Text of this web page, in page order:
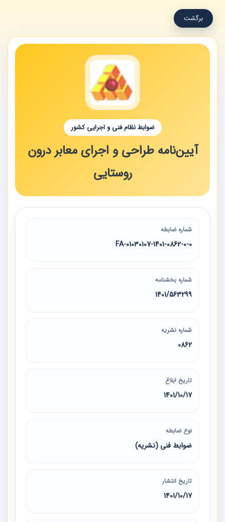
برگشت
ضوابط نظام فنی و اجرایی کشور
آیین‌نامه طراحی و اجرای معابر درون
روستایی
شماره ضابطه
01030107-1401-0862-0-0-FA
شماره بخشنامه
1401/563299
شماره نشریه
0862
تاریخ ابلاغ
1401/10/17
نوع ضابطه
ضوابط فنی (نشریه)
تاریخ انتشار
1401/10/17